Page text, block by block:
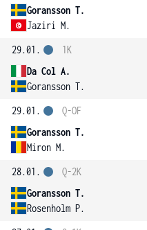
Goransson T.
Jaziri M.
29.01.
Da Col A.
Goransson T.
1K
29.01.
Goransson T.
Miron M.
Q-OF
28.01.
Goransson T.
Rosenholm P.
Q-2K